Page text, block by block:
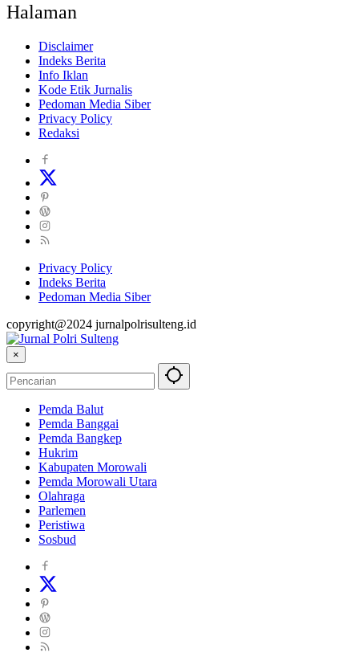
Halaman
Disclaimer
Indeks Berita
Info Iklan
Kode Etik Jurnalis
Pedoman Media Siber
Privacy Policy
Redaksi
Privacy Policy
Indeks Berita
Pedoman Media Siber
copyright@2024 jurnalpolrisulteng.id
×
Pemda Balut
Pemda Banggai
Pemda Bangkep
Hukrim
Kabupaten Morowali
Pemda Morowali Utara
Olahraga
Parlemen
Peristiwa
Sosbud